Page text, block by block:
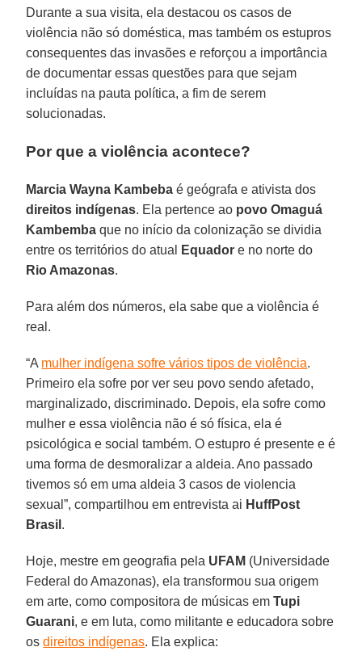
Durante a sua visita, ela destacou os casos de
violência não só doméstica, mas também os estupros
consequentes das invasões e reforçou a importância
de documentar essas questões para que sejam
incluídas na pauta política, a fim de serem
solucionadas.
Por que a violência acontece?
Marcia Wayna Kambeba é geógrafa e ativista dos
direitos indígenas. Ela pertence ao povo Omaguá
Kambemba que no início da colonização se dividia
entre os territórios do atual
Equador e no norte do
Rio Amazonas.
Para além dos números, ela sabe que a violência é
real.
“A mulher indígena sofre vários tipos de violência.
Primeiro ela sofre por ver seu povo sendo afetado,
marginalizado, discriminado. Depois, ela sofre como
mulher e essa violência não é só física, ela é
psicológica e social também. O estupro é presente e é
uma forma de desmoralizar a aldeia. Ano passado
tivemos só em uma aldeia 3 casos de violencia
sexual”, compartilhou em entrevista ai HuffPost
Brasil .
Hoje, mestre em geografia pela UFAM (Universidade
Federal do Amazonas), ela transformou sua origem
em arte, como compositora de músicas emTupi
Guarani, e em luta, como militante e educadora sobre
osdireitos indígenas. Ela explica: